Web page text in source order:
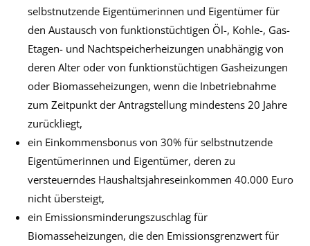
selbstnutzende Eigentümerinnen und Eigentümer für
den Austausch von funktionstüchtigen Öl-, Kohle-, Gas-
Etagen- und Nachtspeicherheizungen unabhängig von
deren Alter oder von funktionstüchtigen Gasheizungen
oder Biomasseheizungen, wenn die Inbetriebnahme
zum Zeitpunkt der Antragstellung mindestens 20 Jahre
zurückliegt,
ein Einkommensbonus von 30% für selbstnutzende
Eigentümerinnen und Eigentümer, deren zu
versteuerndes Haushaltsjahreseinkommen 40.000 Euro
nicht übersteigt,
ein Emissionsminderungszuschlag für
Biomasseheizungen, die den Emissionsgrenzwert für